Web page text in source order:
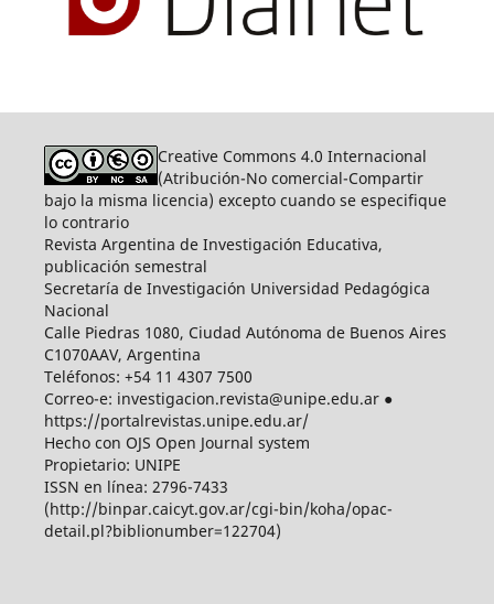
Creative Commons 4.0 Internacional
(Atribución-No comercial-Compartir
bajo la misma licencia) excepto cuando se especifique
lo contrario
Revista Argentina de Investigación Educativa,
publicación semestral
Secretaría de Investigación Universidad Pedagógica
Nacional
Calle Piedras 1080, Ciudad Autónoma de Buenos Aires
C1070AAV, Argentina
Teléfonos: +54 11 4307 7500
Correo-e: investigacion.revista@unipe.edu.ar ●
https://portalrevistas.unipe.edu.ar/
Hecho con OJS Open Journal system
Propietario: UNIPE
ISSN en línea: 2796-7433
(http://binpar.caicyt.gov.ar/cgi-bin/koha/opac-
detail.pl?biblionumber=122704)